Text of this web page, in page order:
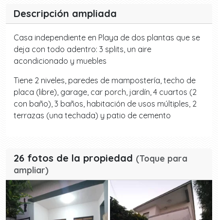
Descripción ampliada
Casa independiente en Playa de dos plantas que se
deja con todo adentro: 3 splits, un aire
acondicionado y muebles
Tiene 2 niveles, paredes de mampostería, techo de
placa (libre), garage, car porch, jardín, 4 cuartos (2
con baño), 3 baños, habitación de usos múltiples, 2
terrazas (una techada) y patio de cemento
26 fotos de la propiedad (Toque para
ampliar)